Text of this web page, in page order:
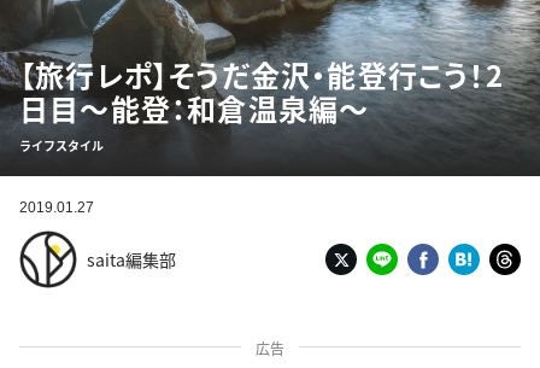
【旅行レポ】そうだ金沢・能登行こう！2
日目～能登：和倉温泉編～
ライフスタイル
2019.01.27
saita編集部
広告